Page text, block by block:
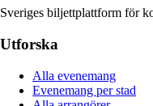
Sveriges biljettplattform för
Utforska
Alla evenemang
Evenemang per stad